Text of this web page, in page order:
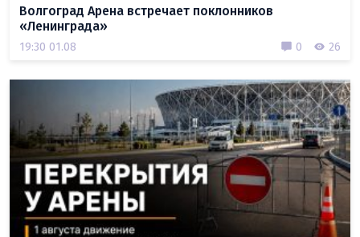
Волгоград Арена встречает поклонников
«Ленинграда»
19:30 01.08 0 26